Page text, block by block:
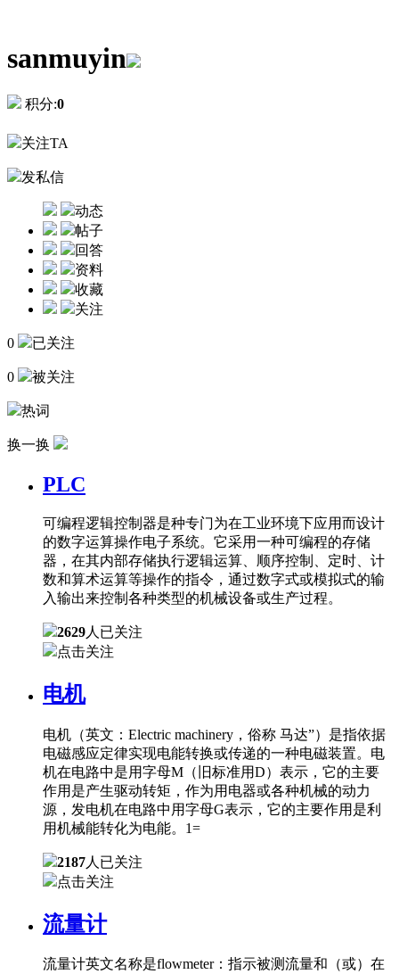
sanmuyin
积分:0
关注TA
发私信
动态
帖子
回答
资料
收藏
关注
0 已关注
0 被关注
热词
换一换
PLC
可编程逻辑控制器是种专门为在工业环境下应用而设计
的数字运算操作电子系统。它采用一种可编程的存储
器，在其内部存储执行逻辑运算、顺序控制、定时、计
数和算术运算等操作的指令，通过数字式或模拟式的输
入输出来控制各种类型的机械设备或生产过程。
2629人已关注
点击关注
电机
电机（英文：Electric machinery，俗称 马达”）是指依据
电磁感应定律实现电能转换或传递的一种电磁装置。电
机在电路中是用字母M（旧标准用D）表示，它的主要
作用是产生驱动转矩，作为用电器或各种机械的动力
源，发电机在电路中用字母G表示，它的主要作用是利
用机械能转化为电能。1=
2187人已关注
点击关注
流量计
流量计英文名称是flowmeter：指示被测流量和（或）在